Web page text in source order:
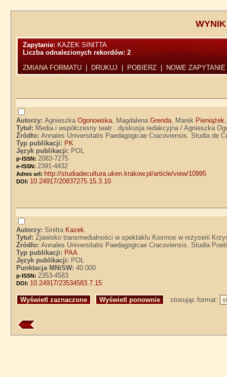
Zapytanie: KAZEK SINITTA
Liczba odnalezionych rekordów:2
ZMIANA FORMATU
DRUKUJ POBIERZ NOWE ZAPYTANIE
Autorzy:AgnieszkaOgonowska, MagdalenaGrenda, Marek Pieniążek
Tytuł: Media i współczesny teatr : dyskusja redakcyjna / Agnieszka
Źródło:Annales Universitatis Paedagogicae Cracoviensis. Studia de
Typ publikacji: PK
Język publikacji: POL
p-ISSN: 2083-7275
e-ISSN: 2391-4432
Adres url: http://studiadecultura.uken.krakow.pl/article/view/10995
DOI: 10.24917/20837275.15.3.10
Autorzy:Sinitta Kazek.
Tytuł:Zjawisko transmedialności w spektakluKosmos w reżyserii
Źródło:Annales Universitatis Paedagogicae Cracoviensis. Studia
Typ publikacji: PAA
Język publikacji: POL
Punktacja MNiSW:40.000
p-ISSN: 2353-4583
DOI: 10.24917/23534583.7.15
stosując format: